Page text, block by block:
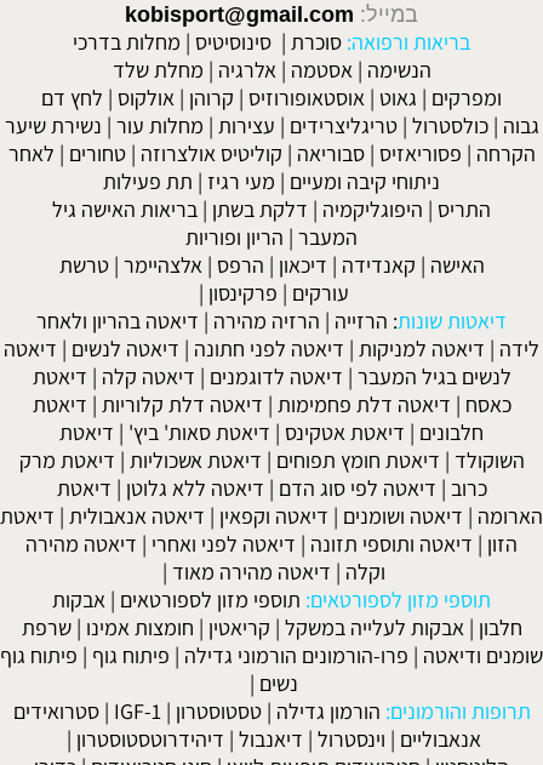
במייל: kobisport@gmail.com
בריאות ורפואה: סוכרת | סינוסיטיס | מחלות בדרכי
הנשימה | אסטמה | אלרגיה | מחלת שלד
ומפרקים | גאוט | אוסטאופורוזיס | קרוהן | אולקוס | לחץ דם
גבוה |כולסטרול |טריגליצרידים | עצירות | מחלות עור | נשירת שיער
הקרחה | פסוריאזיס |סבוריאה | קוליטיס אולצרוזה |טחורים | לאחר
ניתוחי קיבה ומעיים | מעי רגיז | תת פעילות
התריס | היפוגליקמיה | דלקת בשתן | בריאות האישה גיל
המעבר | הריון ופוריות
האישה | קאנדידה | דיכאון | הרפס | אלצהיימר |טרשת
עורקים | פרקינסון |
דיאטות שונות: הרזייה | הרזיה מהירה | דיאטה בהריון ולאחר
לידה | דיאטה למניקות | דיאטה לפני חתונה | דיאטה לנשים | דיאטה
לנשים בגיל המעבר | דיאטה לדוגמנים | דיאטה קלה | דיאטת
כאסח | דיאטה דלת פחמימות | דיאטה דלת קלוריות | דיאטת
חלבונים | דיאטת אטקינס | דיאטת סאות' ביץ' | דיאטת
השוקולד | דיאטת חומץ תפוחים | דיאטת אשכוליות | דיאטת מרק
כרוב | דיאטה לפי סוג הדם | דיאטה ללא גלוטן | דיאטת
הארומה | דיאטה ושומנים | דיאטה וקפאין | דיאטה אנאבולית | דיאטת
הזון | דיאטה ותוספי תזונה | דיאטה לפני ואחרי | דיאטה מהירה
וקלה | דיאטה מהירה מאוד |
תוספי מזון לספורטאים: תוספי מזון לספורטאים | אבקות
חלבון | אבקות לעלייה במשקל | קריאטין | חומצות אמינו |שרפת
שומנים ודיאטה | פרו-הורמונים הורמוני גדילה | פיתוח גוף | פיתוח גוף
נשים |
תרופות והורמונים: הורמון גדילה |טסטוסטרון |
IGF-1
|סטרואידים
אנאבוליים | וינסטרול | דיאנבול | דיהידרוטסטוסטרון |